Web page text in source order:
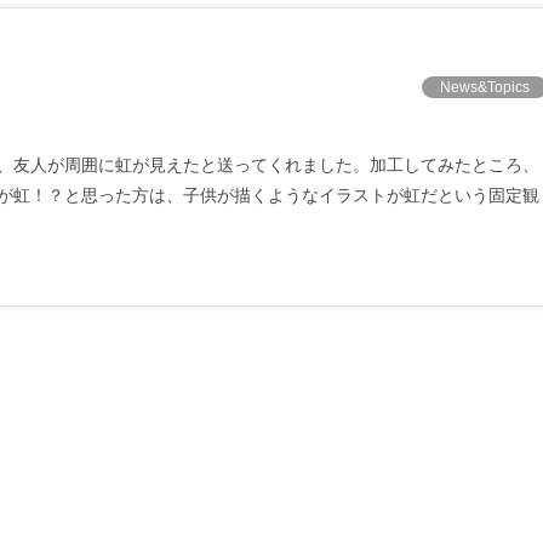
News&Topics
人が周囲に虹が見えたと送ってくれました。加工してみたところ、
虹！？と思った方は、子供が描くようなイラストが虹だという固定観